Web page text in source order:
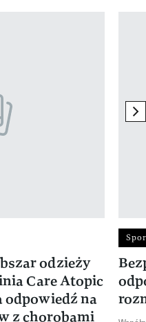
odzieży
Care Atopic
odpowiedź na
z chorobami